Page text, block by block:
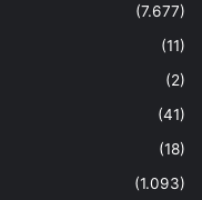
(7.677)
(11)
(2)
(41)
(18)
(1.093)